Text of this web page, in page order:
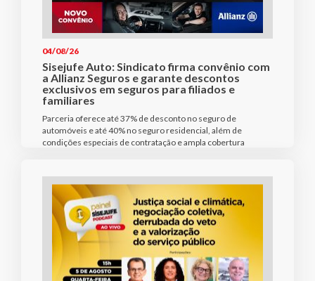
04/08/26
Sisejufe Auto: Sindicato firma convênio com
a Allianz Seguros e garante descontos
exclusivos em seguros para filiados e
familiares
Parceria oferece até 37% de desconto no seguro de
automóveis e até 40% no seguro residencial, além de
condições especiais de contratação e ampla cobertura